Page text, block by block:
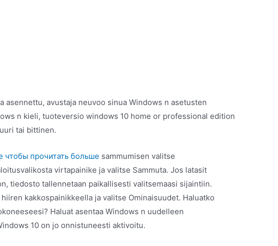
asennettu, avustaja neuvoo sinua Windows n asetusten
n kieli, tuoteversio windows 10 home or professional edition
tai bittinen.
чтобы прочитать больше sammumisen valitse
virtapainike ja valitse Sammuta. Jos latasit
tiedosto tallennetaan paikallisesti valitsemaasi sijaintiin.
kakkospainikkeella ja valitse Ominaisuudet. Haluatko
Haluat asentaa Windows n uudelleen
10 on jo onnistuneesti aktivoitu.